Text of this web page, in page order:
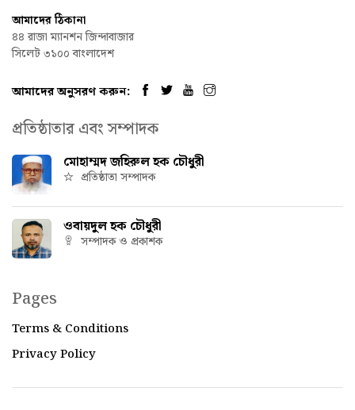
আমাদের ঠিকানা
৪৪ রাজা ম্যানশন জিন্দাবাজার
সিলেট ৩১০০ বাংলাদেশ
আমাদের অনুসরণ করুন:
প্রতিষ্ঠাতার এবং সম্পাদক
মোহাম্মদ জহিরুল হক চৌধুরী
প্রতিষ্ঠাতা সম্পাদক
ওবায়দুল হক চৌধুরী
সম্পাদক ও প্রকাশক
Pages
Terms & Conditions
Privacy Policy